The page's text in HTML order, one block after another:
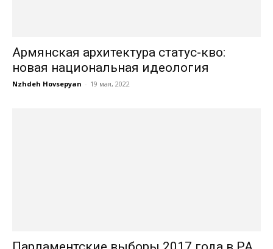
Армянская архитектура статус-кво:
новая национальная идеология
Nzhdeh Hovsepyan - 19 мая, 2022